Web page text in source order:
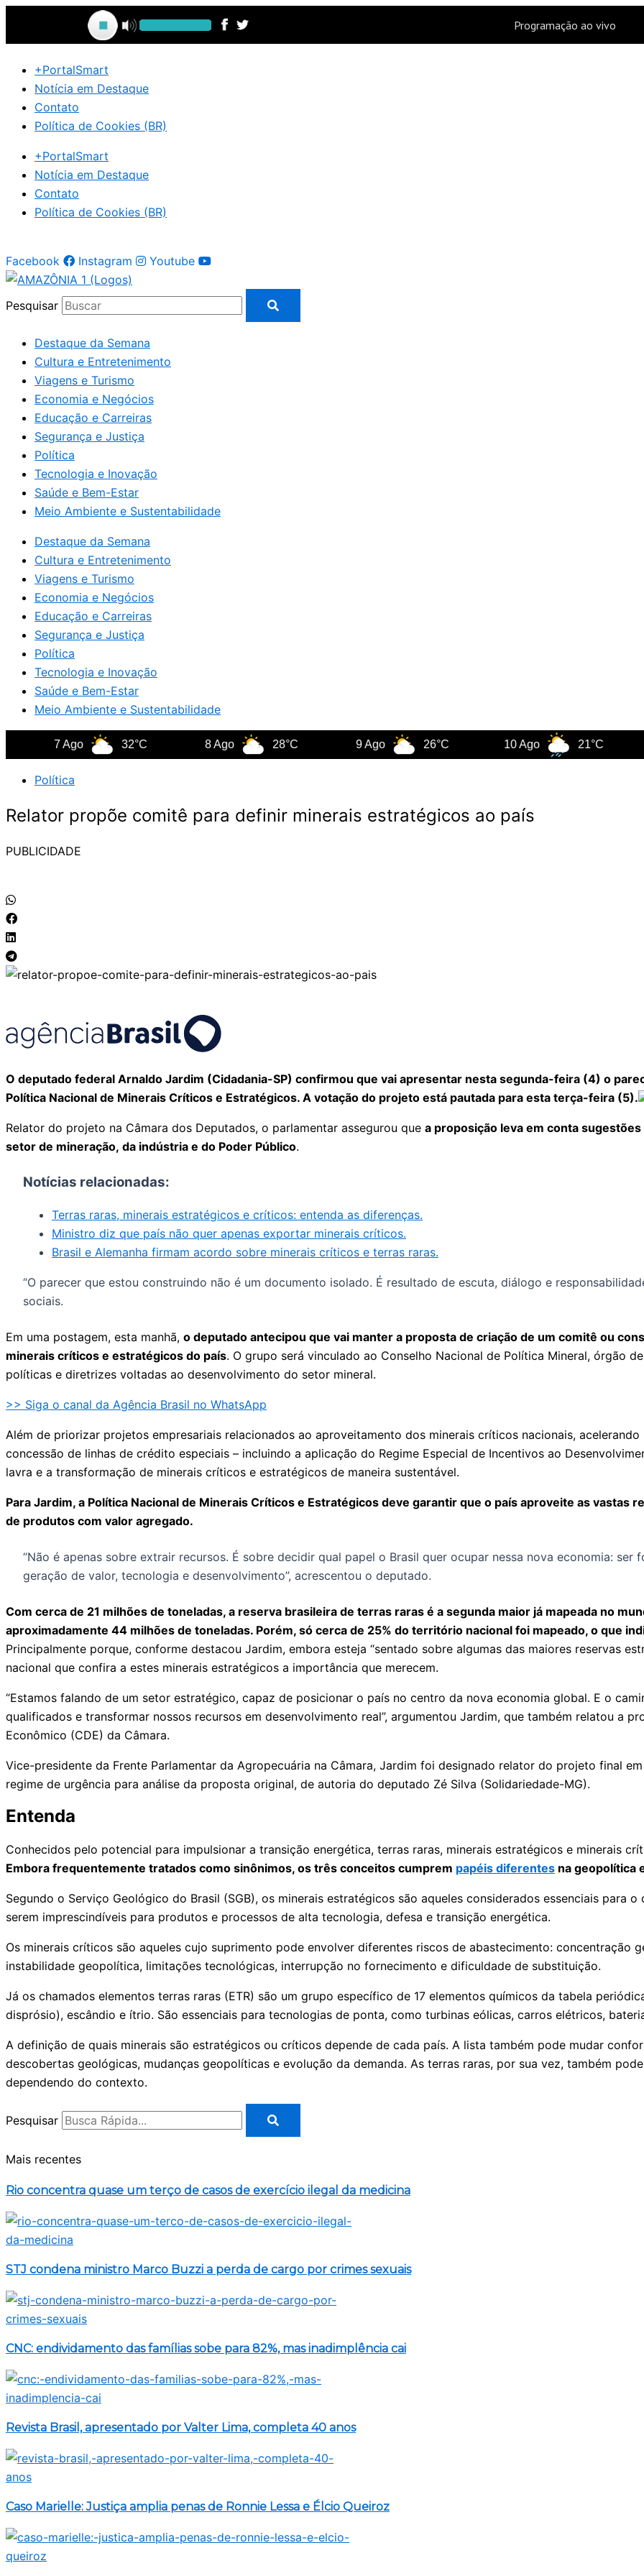
Ir
o
conteúdo+PortalSmart
Notícia em Destaque
Contato
Política de Cookies (BR)
+PortalSmart
Notícia em Destaque
Contato
Política de Cookies (BR)
Facebook Instagram Youtube
Pesquisar
Destaque da Semana
Cultura e Entretenimento
Viagens e Turismo
Economia e Negócios
Educação e Carreiras
Segurança e Justiça
Política
Tecnologia e Inovação
Saúde e Bem-Estar
Meio Ambiente e Sustentabilidade
Destaque da Semana
Cultura e Entretenimento
Viagens e Turismo
Economia e Negócios
Educação e Carreiras
Segurança e Justiça
Política
Tecnologia e Inovação
Saúde e Bem-Estar
Meio Ambiente e Sustentabilidade
32°C 28°C 26°C 21°C
Política
Relator propõe comitê para definir minerais estratégicos ao país
PUBLICIDADE
O deputado federal Arnaldo Jardim (Cidadania-SP) confirmou que vai apresentar nesta segunda-feira (4) o
Política Nacional de Minerais Críticos e Estratégicos. A votação do projeto está pautada para esta terça-feira (5).
Relator do projeto na Câmara dos Deputados, o parlamentar assegurou que a proposição leva em conta
setor de mineração, da indústria e do Poder Público.
Notícias relacionadas:
Terras raras, minerais estratégicos e críticos: entenda as diferenças.
Ministro diz que país não quer apenas exportar minerais críticos.
Brasil e Alemanha firmam acordo sobre minerais críticos e terras raras.
“O parecer que estou construindo não é um documento isolado. É resultado de escuta, diálogo e
sociais.
Em uma postagem, esta manhã, o deputado antecipou que vai manter a proposta de criação de um comitê ou
minerais críticos e estratégicos do país. O grupo será vinculado ao Conselho Nacional de Política Mineral, órgão
políticas e diretrizes voltadas ao desenvolvimento do setor mineral.
>> Siga o canal da Agência Brasil no WhatsApp
Além de priorizar projetos empresariais relacionados ao aproveitamento dos minerais críticos nacionais,
concessão de linhas de crédito especiais – incluindo a aplicação do Regime Especial de Incentivos ao
lavra e a transformação de minerais críticos e estratégicos de maneira sustentável.
Para Jardim, a Política Nacional de Minerais Críticos e Estratégicos deve garantir que o país aproveite as vastas
de produtos com valor agregado.
“Não é apenas sobre extrair recursos. É sobre decidir qual papel o Brasil quer ocupar nessa nova economia:
geração de valor, tecnologia e desenvolvimento”, acrescentou o deputado.
Com cerca de 21 milhões de toneladas, a reserva brasileira de terras raras é a segunda maior já mapeada no
aproximadamente 44 milhões de toneladas. Porém, só cerca de 25% do território nacional foi mapeado, o que
Principalmente porque, conforme destacou Jardim, embora esteja “sentado sobre algumas das maiores reservas
nacional que confira a estes minerais estratégicos a importância que merecem.
“Estamos falando de um setor estratégico, capaz de posicionar o país no centro da nova economia global. E o
qualificados e transformar nossos recursos em desenvolvimento real”, argumentou Jardim, que também relatou a
Econômico (CDE) da Câmara.
Vice-presidente da Frente Parlamentar da Agropecuária na Câmara, Jardim foi designado relator do projeto final
regime de urgência para análise da proposta original, de autoria do deputado Zé Silva (Solidariedade-MG).
Entenda
Conhecidos pelo potencial para impulsionar a transição energética, terras raras, minerais estratégicos e minerais
Embora frequentemente tratados como sinônimos, os três conceitos cumprem papéis diferentes na geopolítica
Segundo o Serviço Geológico do Brasil (SGB), os minerais estratégicos são aqueles considerados essenciais para
serem imprescindíveis para produtos e processos de alta tecnologia, defesa e transição energética.
Os minerais críticos são aqueles cujo suprimento pode envolver diferentes riscos de abastecimento: concentração
instabilidade geopolítica, limitações tecnológicas, interrupção no fornecimento e dificuldade de substituição.
Já os chamados elementos terras raras (ETR) são um grupo específico de 17 elementos químicos da tabela
disprósio), escândio e ítrio. São essenciais para tecnologias de ponta, como turbinas eólicas, carros elétricos,
A definição de quais minerais são estratégicos ou críticos depende de cada país. A lista também pode mudar
descobertas geológicas, mudanças geopolíticas e evolução da demanda. As terras raras, por sua vez, também
dependendo do contexto.
Pesquisar
Mais recentes
Rio concentra quase um terço de casos de exercício ilegal da medicina
STJ condena ministro Marco Buzzi a perda de cargo por crimes sexuais
CNC: endividamento das famílias sobe para 82%, mas inadimplência cai
Revista Brasil, apresentado por Valter Lima, completa 40 anos
Caso Marielle: Justiça amplia penas de Ronnie Lessa e Élcio Queiroz